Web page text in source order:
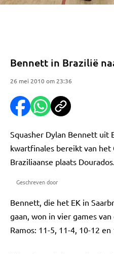
Bennett in Brazilië
26 mei 2010 om 23:36
Squasher Dylan Bennett uit
kwartfinales bereikt van het
Braziliaanse plaats Dourados.
Geschreven door
Bennett, die het EK in
gaan, won in vier games
Ramos: 11-5, 11-4, 10-12 en